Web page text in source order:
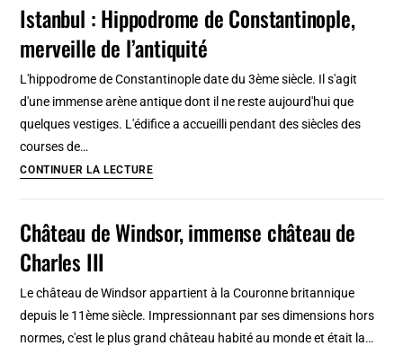
ou
hantés
Londres
Istanbul : Hippodrome de Constantinople,
merveille de l’antiquité
L'hippodrome de Constantinople date du 3ème siècle. Il s'agit
d'une immense arène antique dont il ne reste aujourd'hui que
quelques vestiges. L'édifice a accueilli pendant des siècles des
courses de…
CONTINUER LA LECTUREIstanbul
de
de
l’antiquité
Château de Windsor, immense château de
Charles III
Le château de Windsor appartient à la Couronne britannique
depuis le 11ème siècle. Impressionnant par ses dimensions hors
normes, c'est le plus grand château habité au monde et était la…